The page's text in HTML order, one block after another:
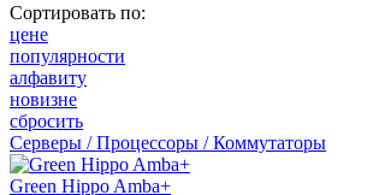
Сортировать по:
цене
популярности
алфавиту
новизне
сбросить
Серверы / Процессоры / Коммутаторы
Green Hippo Amba+